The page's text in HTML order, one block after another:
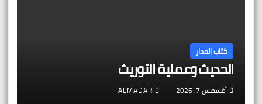
كتاب المدار
الحديث وعملية التوريث
أغسطس 7, 2026 ALMADAR